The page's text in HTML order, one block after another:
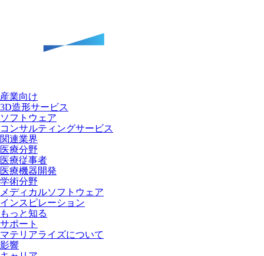
産業向け
3D造形サービス
ソフトウェア
コンサルティングサービス
関連業界
医療分野
医療従事者
医療機器開発
学術分野
メディカルソフトウェア
インスピレーション
もっと知る
サポート
マテリアライズについて
影響